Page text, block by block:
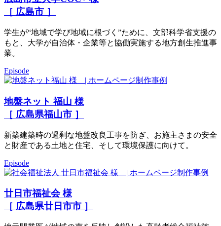
［ 広島市 ］
学生が“地域で学び地域に根づく”ために、文部科学省支援の
もと、大学が自治体・企業等と協働実施する地方創生推進事
業。
Episode
地盤ネット 福山 様
［ 広島県福山市 ］
新築建築時の過剰な地盤改良工事を防ぎ、お施主さまの安全
と財産である土地と住宅、そして環境保護に向けて。
Episode
廿日市福祉会 様
［ 広島県廿日市市 ］